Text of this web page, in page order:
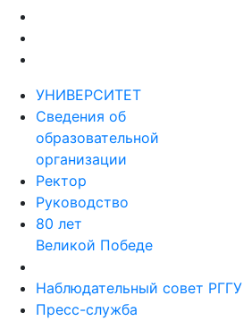
УНИВЕРСИТЕТ
Сведения об
образовательной
организации
Ректор
Руководство
80 лет
Великой Победе
Наблюдательный совет РГГУ
Пресс-служба